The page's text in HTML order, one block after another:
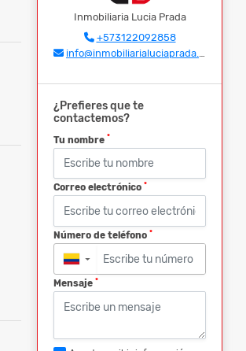
Inmobiliaria Lucia Prada
+573122092858
info@inmobiliarialuciaprada.com
¿Prefieres que te
contactemos?
Tu nombre *
Correo electrónico *
Número de teléfono *
▼
Mensaje *